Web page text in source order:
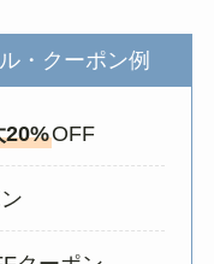
・クーポン例
20%OFF